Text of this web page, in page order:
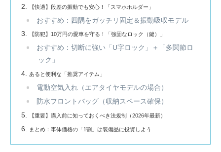
【快適】段差の振動でも安心！「スマホホルダー」
おすすめ：四隅をガッチリ固定＆振動吸収モデル
【防犯】10万円の愛車を守る！「強固なロック（鍵）」
おすすめ：切断に強い「U字ロック」＋「多関節ロ
ック」
あると便利な「推奨アイテム」
電動空気入れ（エアタイヤモデルの場合）
防水フロントバッグ（収納スペース確保）
【重要】購入前に知っておくべき法規制（2026年最新）
まとめ：車体価格の「1割」は装備品に投資しよう